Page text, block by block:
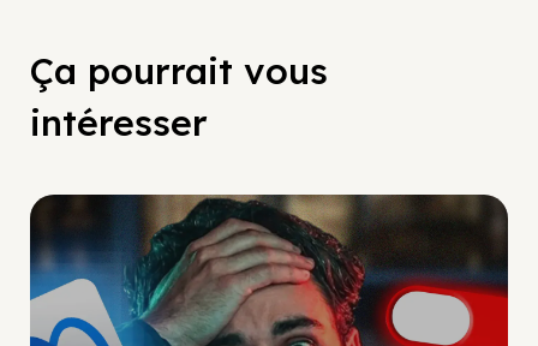
Ça pourrait vous
intéresser
Social Scaling